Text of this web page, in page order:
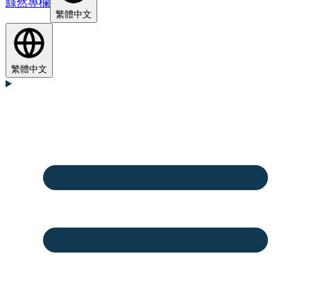
綠然專欄
繁體中文
繁體中文